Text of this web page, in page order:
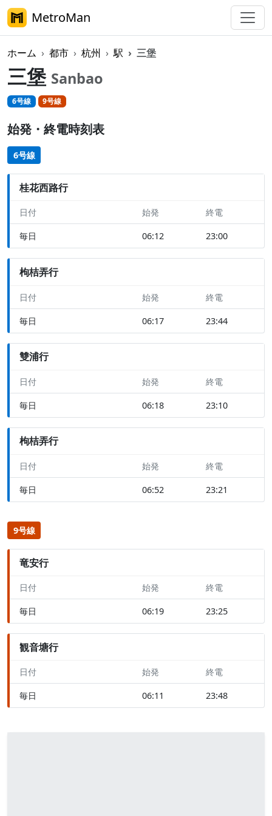
MetroMan
ホーム 都市 杭州 駅 三堡
三堡 Sanbao
6号線 9号線
始発・終電時刻表
6号線
桂花西路行
日付 始発 終電
毎日 06:12 23:00
枸桔弄行
日付 始発 終電
毎日 06:17 23:44
雙浦行
日付 始発 終電
毎日 06:18 23:10
枸桔弄行
日付 始発 終電
毎日 06:52 23:21
9号線
竜安行
日付 始発 終電
毎日 06:19 23:25
観音塘行
日付 始発 終電
毎日 06:11 23:48